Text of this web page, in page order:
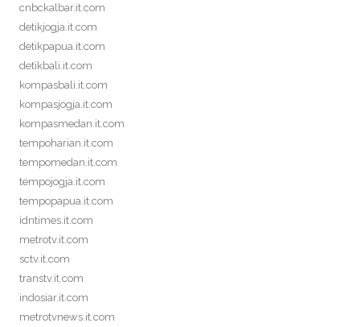
cnbckalbar.it.com
detikjogja.it.com
detikpapua.it.com
detikbali.it.com
kompasbali.it.com
kompasjogja.it.com
kompasmedan.it.com
tempoharian.it.com
tempomedan.it.com
tempojogja.it.com
tempopapua.it.com
idntimes.it.com
metrotv.it.com
sctv.it.com
transtv.it.com
indosiar.it.com
metrotvnews.it.com